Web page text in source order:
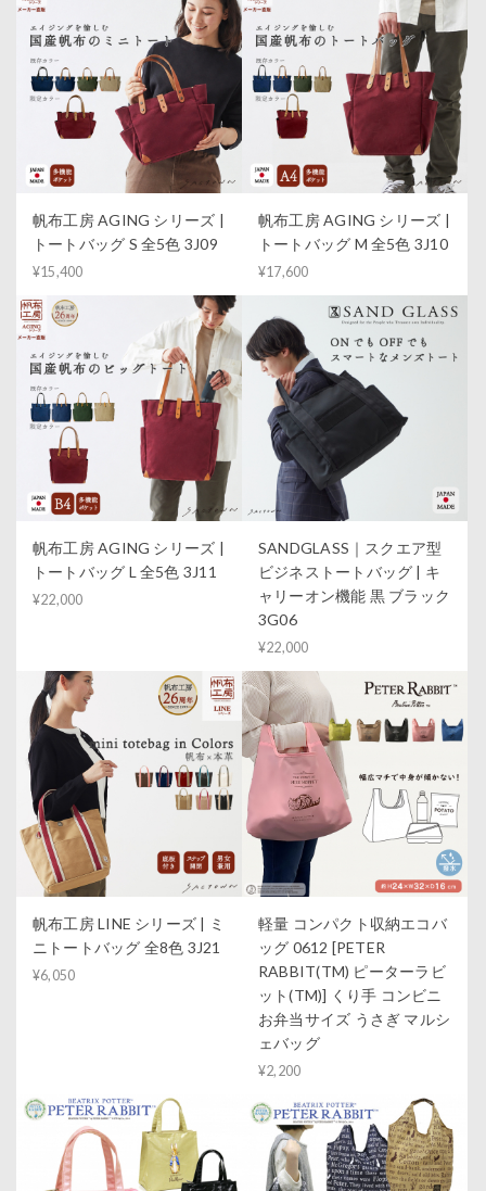
帆布工房 AGING シリーズ |
トートバッグ S 全5色 3J09
¥15,400
帆布工房 AGING シリーズ |
トートバッグ M 全5色 3J10
¥17,600
帆布工房 AGING シリーズ |
トートバッグ L 全5色 3J11
¥22,000
SANDGLASS｜スクエア型
ビジネストートバッグ | キ
ャリーオン機能 黒 ブラック
3G06
¥22,000
帆布工房 LINE シリーズ | ミ
ニトートバッグ 全8色 3J21
¥6,050
軽量 コンパクト収納エコバ
ッグ 0612 [PETER
RABBIT(TM) ピーターラビ
ット(TM)] くり手 コンビニ
お弁当サイズ うさぎ マルシ
ェバッグ
¥2,200